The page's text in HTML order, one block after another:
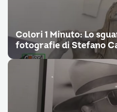
Colori 1 Minuto: Lo
fotografie di Stefano